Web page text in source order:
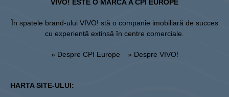
VIVO! ESTE O MARCĂ A CPI EUROPE
În spatele brand-ului VIVO! stă o companie imobiliară de succes
cu experiență extinsă în centre comerciale.
» Despre CPI Europe » Despre VIVO!
HARTA SITE-ULUI: